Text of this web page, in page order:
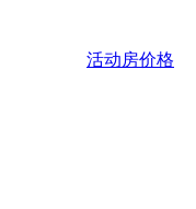
活动房价格